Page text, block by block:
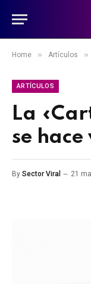
Home » Artículos »
ARTÍCULOS
La
se
By Sector Viral 21